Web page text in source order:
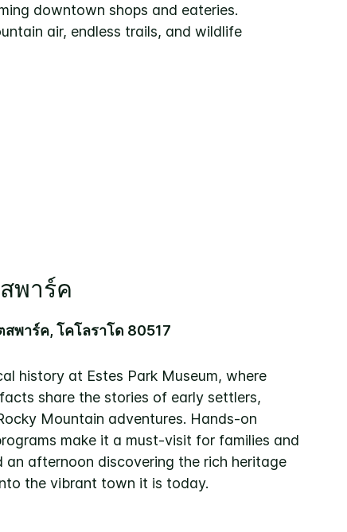
downtown shops and eateries.
air, endless trails, and wildlife
พาร์ค
พาร์ค, โคโลราโด 80517
history at Estes Park Museum, where
share the stories of early settlers,
Mountain adventures. Hands-on
make it a must-visit for families and
an afternoon discovering the rich heritage
the vibrant town it is today.